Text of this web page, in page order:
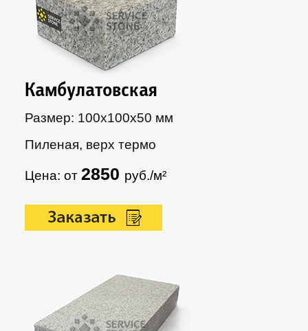
Камбулатовская
Размер: 100х100х50 мм
Пиленая, верх термо
Цена: от2850 руб./м²